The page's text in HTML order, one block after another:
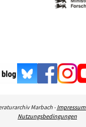
Marbach - Impressum
Nutzungsbedingungen